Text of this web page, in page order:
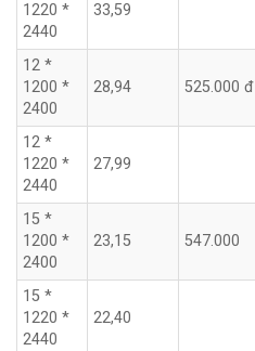
1220 *
2440
33,59
12 *
1200 *
2400
28,94 525.000 đ
12 *
1220 *
2440
27,99
15 *
1200 *
2400
23,15 547.000
15 *
1220 *
2440
22,40